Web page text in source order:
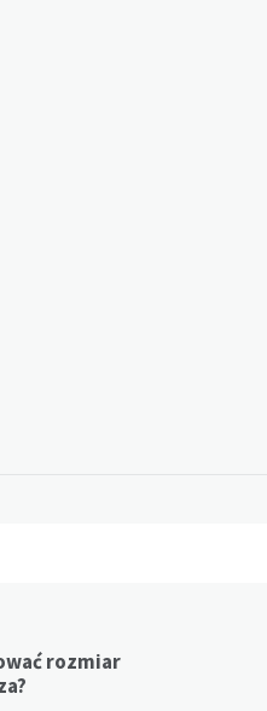
rozmiar